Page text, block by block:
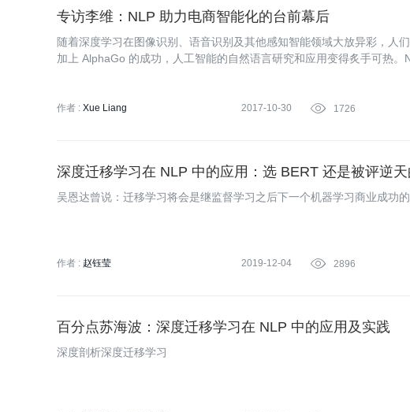
专访李维：NLP 助力电商智能化的台前幕后
随着深度学习在图像识别、语音识别及其他感知智能领域大放异彩，人
加上 AlphaGo 的成功，人工智能的自然语言研究和应用变得炙手可热
作者 : Xue Liang 2017-10-30  1726
深度迁移学习在 NLP 中的应用：选 BERT 还是被评逆天
吴恩达曾说：迁移学习将会是继监督学习之后下一个机器学习商业成功的
作者 : 赵钰莹 2019-12-04  2896
百分点苏海波：深度迁移学习在 NLP 中的应用及实践
深度剖析深度迁移学习